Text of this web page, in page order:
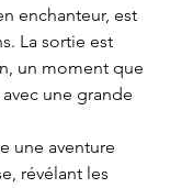
enchanteur, est
La sortie est
un moment que
une grande
une aventure
révélant les